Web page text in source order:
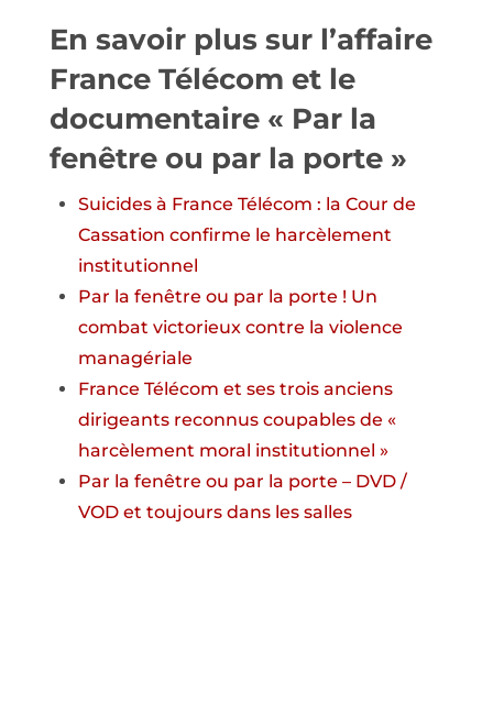
En savoir plus sur l’affaire
France Télécom et le
documentaire « Par la
fenêtre ou par la porte »
Suicides à France Télécom : la Cour de
Cassation confirme le harcèlement
institutionnel
Par la fenêtre ou par la porte ! Un
combat victorieux contre la violence
managériale
France Télécom et ses trois anciens
dirigeants reconnus coupables de «
harcèlement moral institutionnel »
Par la fenêtre ou par la porte – DVD /
VOD et toujours dans les salles